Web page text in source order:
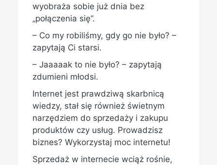
wyobraża sobie już dnia bez
„połączenia się”.
– Co my robiliśmy, gdy go nie było? –
zapytają Ci starsi.
– Jaaaaak to nie było? – zapytają
zdumieni młodsi.
Internet jest prawdziwą skarbnicą
wiedzy, stał się również świetnym
narzędziem do sprzedaży i zakupu
produktów czy usług. Prowadzisz
biznes? Wykorzystaj moc internetu!
Sprzedaż w internecie wciąż rośnie,